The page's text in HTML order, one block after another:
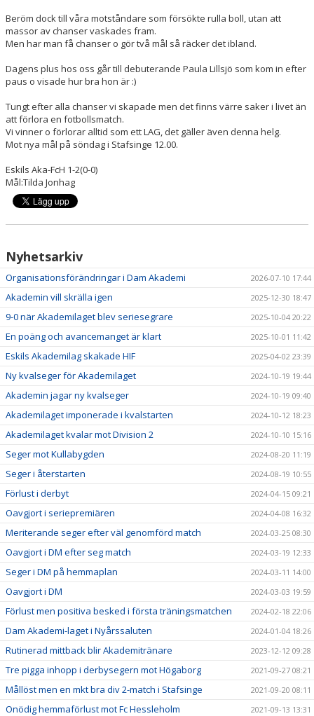
Beröm dock till våra motståndare som försökte rulla boll, utan att
massor av chanser vaskades fram.
Men har man få chanser o gör två mål så räcker det ibland.
Dagens plus hos oss går till debuterande Paula Lillsjö som kom in efter
paus o visade hur bra hon är :)
Tungt efter alla chanser vi skapade men det finns värre saker i livet än
att förlora en fotbollsmatch.
Vi vinner o förlorar alltid som ett LAG, det gäller även denna helg.
Mot nya mål på söndag i Stafsinge 12.00.
Eskils Aka-FcH 1-2(0-0)
Mål:Tilda Jonhag
Nyhetsarkiv
Organisationsförändringar i Dam Akademi 2026-07-10 17:44
Akademin vill skrälla igen 2025-12-30 18:47
9-0 när Akademilaget blev seriesegrare 2025-10-04 20:22
En poäng och avancemanget är klart 2025-10-01 11:42
Eskils Akademilag skakade HIF 2025-04-02 23:39
Ny kvalseger för Akademilaget 2024-10-19 19:44
Akademin jagar ny kvalseger 2024-10-19 09:40
Akademilaget imponerade i kvalstarten 2024-10-12 18:23
Akademilaget kvalar mot Division 2 2024-10-10 15:16
Seger mot Kullabygden 2024-08-20 11:19
Seger i återstarten 2024-08-19 10:55
Förlust i derbyt 2024-04-15 09:21
Oavgjort i seriepremiären 2024-04-08 16:32
Meriterande seger efter väl genomförd match 2024-03-25 08:30
Oavgjort i DM efter seg match 2024-03-19 12:33
Seger i DM på hemmaplan 2024-03-11 14:00
Oavgjort i DM 2024-03-03 19:59
Förlust men positiva besked i första träningsmatchen 2024-02-18 22:06
Dam Akademi-laget i Nyårssaluten 2024-01-04 18:26
Rutinerad mittback blir Akademitränare 2023-12-12 09:28
Tre pigga inhopp i derbysegern mot Högaborg 2021-09-27 08:21
Mållöst men en mkt bra div 2-match i Stafsinge 2021-09-20 08:11
Onödig hemmaförlust mot Fc Hessleholm 2021-09-13 13:31